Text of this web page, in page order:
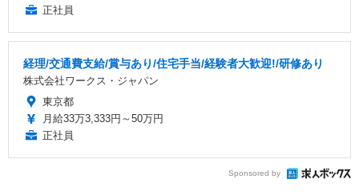
正社員
経理/交通費支給/賞与あり/住宅手当/経験者大歓迎!/研修あり
株式会社ワークス・ジャパン
東京都
月給33万3,333円～50万円
正社員
Sponsored by